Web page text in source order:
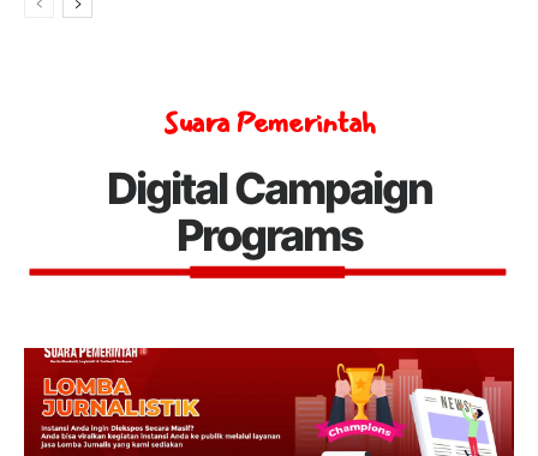
Suara Pemerintah
Digital Campaign
Programs